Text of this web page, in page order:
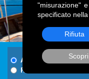
"misurazione"
specificato nella
Rifiuta